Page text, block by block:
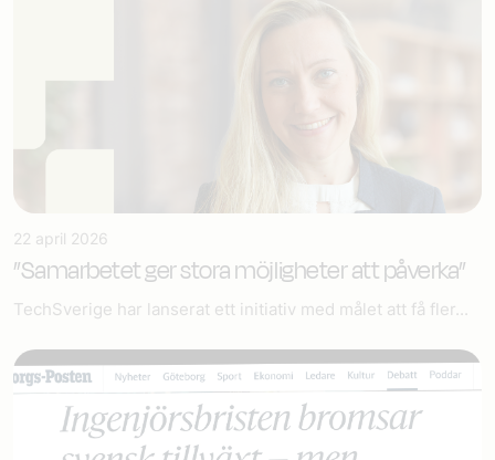
22 april 2026
”Samarbetet ger stora möjligheter att påverka”
TechSverige har lanserat ett initiativ med målet att få fler...